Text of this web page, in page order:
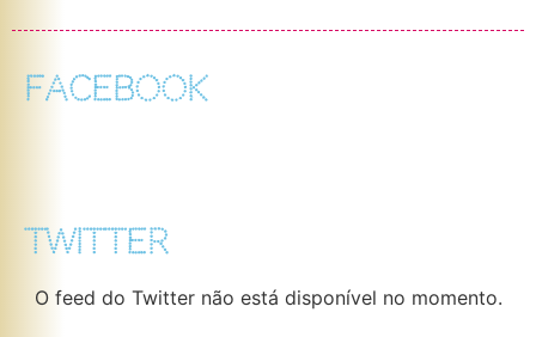
FACEBOOK
TWITTER
O feed do Twitter não está disponível no momento.